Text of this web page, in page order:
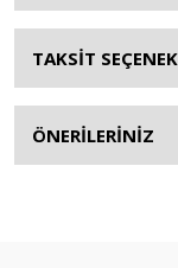
TAKSİT
ÖNERİLERİNİZ